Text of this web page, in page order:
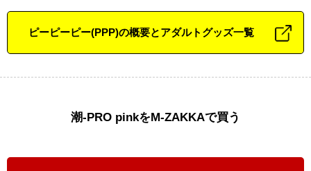
ピーピーピー(PPP)の概要とアダルトグッズ一覧
潮-PRO pinkをM-ZAKKAで買う